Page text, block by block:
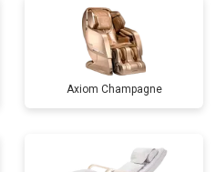
Axiom Champagne